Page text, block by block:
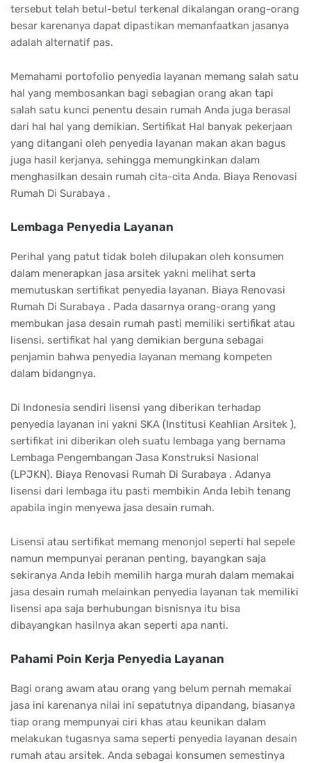
tersebut telah betul-betul terkenal dikalangan orang-orang
besar karenanya dapat dipastikan memanfaatkan jasanya
adalah alternatif pas.
Memahami portofolio penyedia layanan memang salah satu
hal yang membosankan bagi sebagian orang akan tapi
salah satu kunci penentu desain rumah Anda juga berasal
dari hal hal yang demikian. Sertifikat Hal banyak pekerjaan
yang ditangani oleh penyedia layanan makan akan bagus
juga hasil kerjanya, sehingga memungkinkan dalam
menghasilkan desain rumah cita-cita Anda. Biaya Renovasi
Rumah Di Surabaya .
Lembaga Penyedia Layanan
Perihal yang patut tidak boleh dilupakan oleh konsumen
dalam menerapkan jasa arsitek yakni melihat serta
memutuskan sertifikat penyedia layanan. Biaya Renovasi
Rumah Di Surabaya . Pada dasarnya orang-orang yang
membukan jasa desain rumah pasti memiliki sertifikat atau
lisensi, sertifikat hal yang demikian berguna sebagai
penjamin bahwa penyedia layanan memang kompeten
dalam bidangnya.
Di Indonesia sendiri lisensi yang diberikan terhadap
penyedia layanan ini yakni SKA (Institusi Keahlian Arsitek ),
sertifikat ini diberikan oleh suatu lembaga yang bernama
Lembaga Pengembangan Jasa Konstruksi Nasional
(LPJKN). Biaya Renovasi Rumah Di Surabaya . Adanya
lisensi dari lembaga itu pasti membikin Anda lebih tenang
apabila ingin menyewa jasa desain rumah.
Lisensi atau sertifikat memang menonjol seperti hal sepele
namun mempunyai peranan penting, bayangkan saja
sekiranya Anda lebih memilih harga murah dalam memakai
jasa desain rumah melainkan penyedia layanan tak memiliki
lisensi apa saja berhubungan bisnisnya itu bisa
dibayangkan hasilnya akan seperti apa nanti.
Pahami Poin Kerja Penyedia Layanan
Bagi orang awam atau orang yang belum pernah memakai
jasa ini karenanya nilai ini sepatutnya dipandang, biasanya
tiap orang mempunyai ciri khas atau keunikan dalam
melakukan tugasnya sama seperti penyedia layanan desain
rumah atau arsitek. Anda sebagai konsumen semestinya